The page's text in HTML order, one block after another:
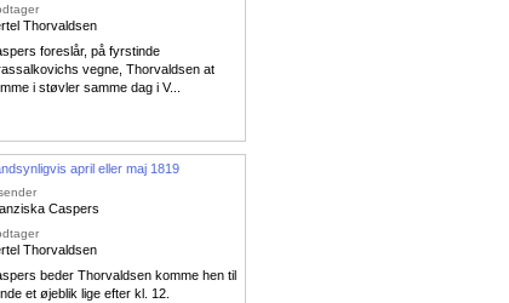
Thorvaldsen
foreslår, på fyrstinde
vegne, Thorvaldsen at
i støvler samme dag i V...
april eller maj 1819
Caspers
Thorvaldsen
beder Thorvaldsen komme hen til
et øjeblik lige efter kl. 12.